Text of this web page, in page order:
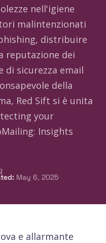
nell'igiene
malintenzionati
distribuire
reputazione dei
di sicurezza email
della
Red Sift si è unita
your
Insights
: May 6, 2025·
e allarmante